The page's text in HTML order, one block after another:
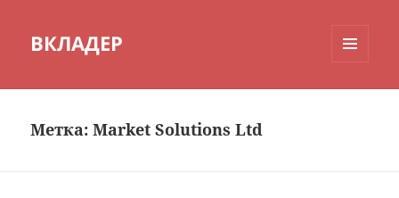
ВКЛАДЕР
Метка:Market Solutions Ltd